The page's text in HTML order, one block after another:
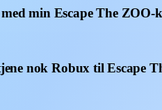
min Escape The ZOO-
nok Robux til Escape